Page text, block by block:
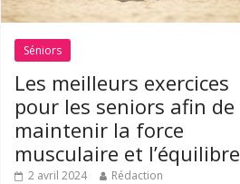
Séniors
Les meilleurs exercices
pour les seniors afin de
maintenir la force
musculaire et l’équilibre
2 avril 2024 Rédaction